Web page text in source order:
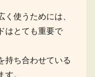
ローゼットを上手
紹介
使うためには、
はとても重要で
持ち合わせている
。